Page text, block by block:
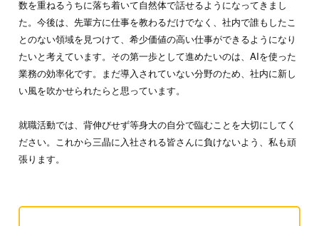
数を重ねるうちに落ち着いて自然体で話せるようになってきまし
た。今後は、先輩方に仕事を教わるだけでなく、社内で誰もしたこ
とのない領域を見つけて、希少価値の高い仕事ができるようになり
たいと考えています。その第一歩として進めたいのは、AIを使った
業務の効率化です。まだ導入されていない分野のため、社内に新し
い風を吹かせられたらと思っています。
就職活動では、背伸びせず等身大の自分で臨むことを大切にしてく
ださい。これから三晶に入社される皆さんに負けないよう、私も頑
張ります。